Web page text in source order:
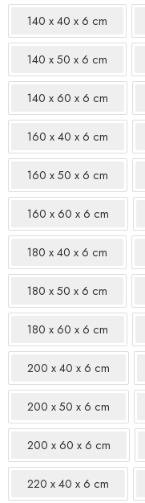
140 x 40 x 6 cm
140 x 50 x 6 cm
140 x 60 x 6 cm
160 x 40 x 6 cm
160 x 50 x 6 cm
160 x 60 x 6 cm
180 x 40 x 6 cm
180 x 50 x 6 cm
180 x 60 x 6 cm
200 x 40 x 6 cm
200 x 50 x 6 cm
200 x 60 x 6 cm
220 x 40 x 6 cm